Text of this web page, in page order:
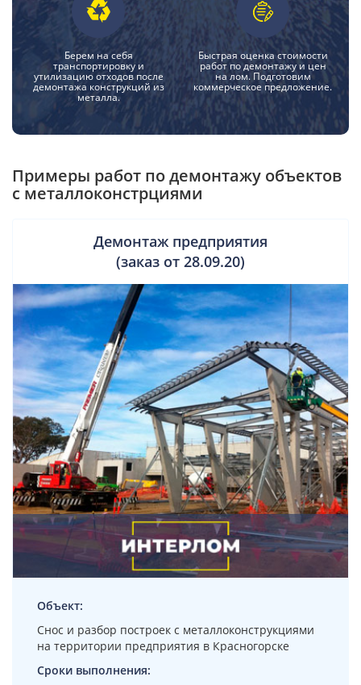
Берем на себя
транспортировку и
утилизацию отходов после
демонтажа конструкций из
металла.
Быстрая оценка стоимости
работ по демонтажу и цен
на лом. Подготовим
коммерческое предложение.
Примеры работ по демонтажу объектов
с металлоконстрциями
Демонтаж предприятия
(заказ от 28.09.20)
Объект:
Снос и разбор построек с металлоконструкциями
на территории предприятия в Красногорске
Сроки выполнения: